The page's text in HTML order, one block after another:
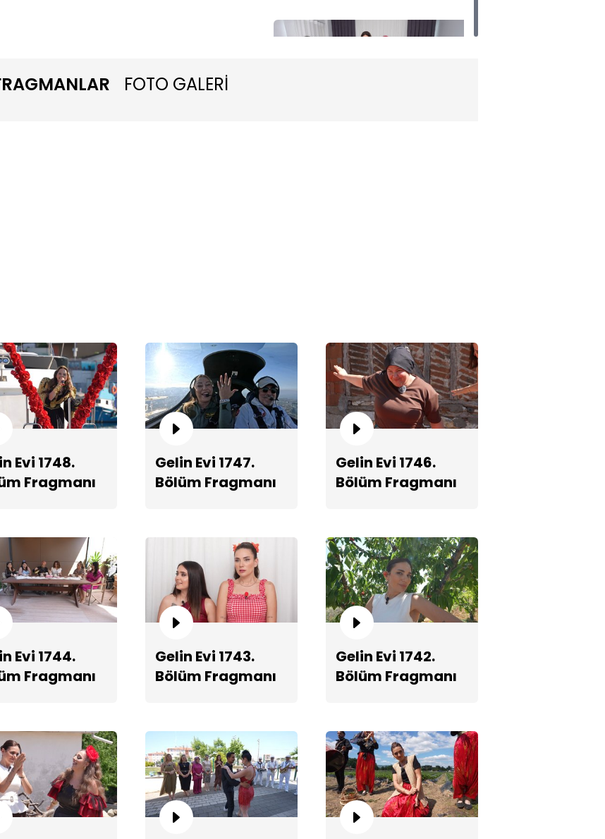
Betül gelinin hüzünlü hikayesi!
Sezon finalinde çifte
şampiyonluk!
Uçakların arasında matcha latte
ikramı!
FOTO GALERİ
Evi 1748.
Fragmanı
Gelin Evi 1747.
Bölüm Fragmanı
Gelin Evi 1746.
Bölüm Fragmanı
Evi 1744.
Fragmanı
Gelin Evi 1743.
Bölüm Fragmanı
Gelin Evi 1742.
Bölüm Fragmanı